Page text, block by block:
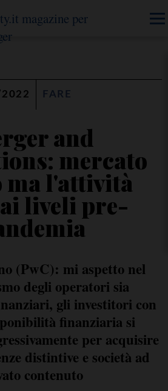
FARE
and
mercato
ma l'attività
liveli pre-
(PwC): mi aspetto nel
degli operatori sia
gli investitori con
finanziaria si
per acquisire
distintive e società ad
contenuto